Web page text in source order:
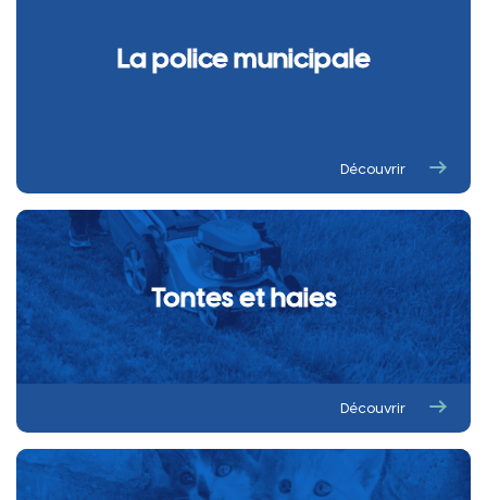
La police municipale
Découvrir
Tontes et haies
Découvrir